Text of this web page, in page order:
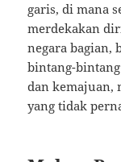
garis, di mana
merdekakan
negara bagian,
bintang-
dan kemajuan,
yang tidak